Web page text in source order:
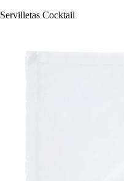
Servilletas Cocktail